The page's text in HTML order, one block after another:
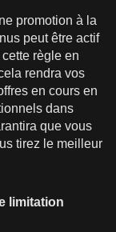
promotion à la
peut être actif
règle en
rendra vos
en cours en
dans
que vous
tirez le meilleur
limitation